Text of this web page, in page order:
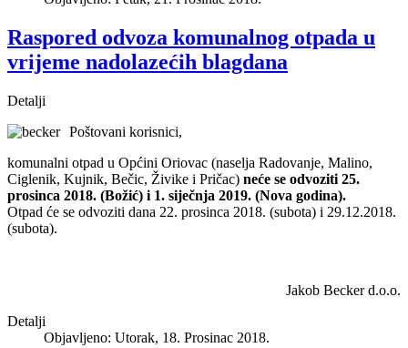
Raspored odvoza komunalnog otpada u
vrijeme nadolazećih blagdana
Detalji
Poštovani korisnici,
komunalni otpad u Općini Oriovac (naselja Radovanje, Malino,
Ciglenik, Kujnik, Bečic, Živike i Pričac) neće se odvoziti 25.
prosinca 2018. (Božić) i 1. siječnja 2019. (Nova godina).
Otpad će se odvoziti dana 22. prosinca 2018. (subota) i 29.12.2018.
(subota).
Jakob Becker d.o.o.
Detalji
Objavljeno: Utorak, 18. Prosinac 2018.